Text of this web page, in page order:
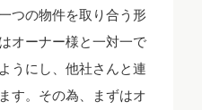
つの物件を取り合う形
オーナー様と一対一で
うにし、他社さんと連
す。その為、まずはオ